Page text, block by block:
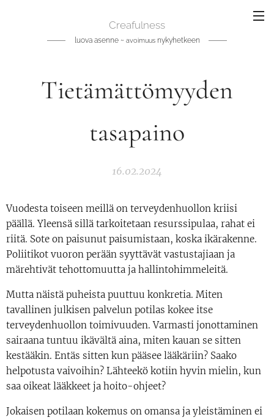
Creafulness
luova asenne ~ avoimuusnykyhetkeen
Tietämättömyyden
tasapaino
16.02.2024
Vuodesta toiseen meillä on terveydenhuollon kriisi
päällä. Yleensä sillä tarkoitetaan resurssipulaa, rahat ei
riitä. Sote on paisunut paisumistaan, koska ikärakenne.
Poliitikot vuoron perään syyttävät vastustajiaan ja
märehtivät tehottomuutta ja hallintohimmeleitä.
Mutta näistä puheista puuttuu konkretia. Miten
tavallinen julkisen palvelun potilas kokee itse
terveydenhuollon toimivuuden. Varmasti jonottaminen
sairaana tuntuu ikävältä aina, miten kauan se sitten
kestääkin. Entäs sitten kun pääsee lääkäriin? Saako
helpotusta vaivoihin? Lähteekö kotiin hyvin mielin, kun
saa oikeat lääkkeet ja hoito-ohjeet?
Jokaisen potilaan kokemus on omansa ja yleistäminen ei